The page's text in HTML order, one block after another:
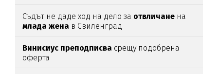
Съдът не даде ход на дело за отвличане на
млада жена в Свиленград
Винисиус преподписва срещу подобрена
оферта